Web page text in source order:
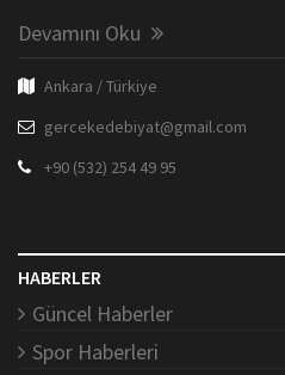
Devamını Oku
Ankara / Türkiye
gercekedebiyat@gmail.com
+90 (532) 254 49 95
HABERLER
Güncel Haberler
Spor Haberleri